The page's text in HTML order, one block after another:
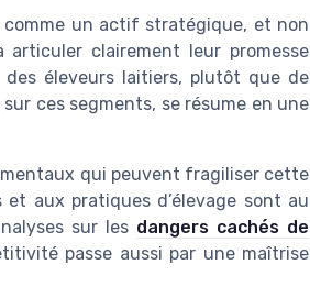
un actif stratégique, et non
clairement leur promesse
éleveurs laitiers, plutôt que de
ces segments, se résume en une
qui peuvent fragiliser cette
aux pratiques d’élevage sont au
sur les dangers cachés de
passe aussi par une maîtrise